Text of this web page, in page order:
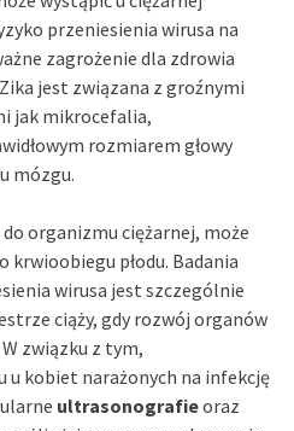
przeniesienia wirusa na
zagrożenie dla zdrowia
jest związana z groźnymi
jak mikrocefalia,
rozmiarem głowy
mózgu.
organizmu ciężarnej, może
krwioobiegu płodu. Badania
wirusa jest szczególnie
ciąży, gdy rozwój organów
związku z tym,
u kobiet narażonych na infekcję
ultrasonografieoraz